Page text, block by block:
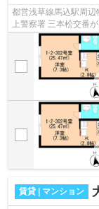
都営浅草線馬込駅周
上警察署 三本松交番
パートです。賃貸物件
賃貸 | マンション